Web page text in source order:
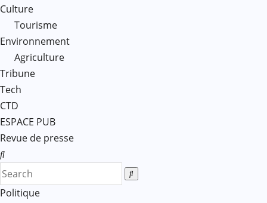
Culture
Tourisme
Environnement
Agriculture
Tribune
Tech
CTD
ESPACE PUB
Revue de presse
Politique